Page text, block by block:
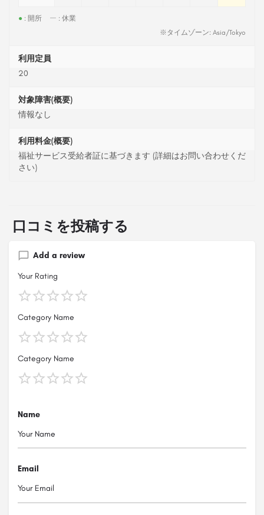
● : 開所 ー : 休業
※タイムゾーン: Asia/Tokyo
利用定員
20
対象障害(概要)
情報なし
利用料金(概要)
福祉サービス受給者証に基づきます (詳細はお問い合わせくだ
さい)
口コミを投稿する
Add a review
Your Rating
Category Name
Category Name
Name
Email